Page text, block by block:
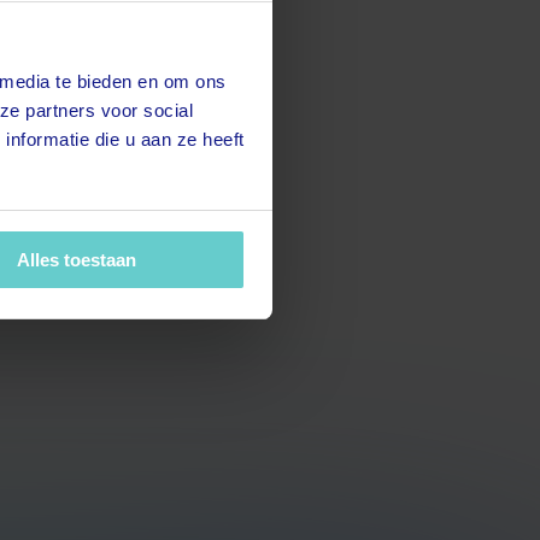
te bieden en om ons
partners voor social
die u aan ze heeft
Alles toestaan